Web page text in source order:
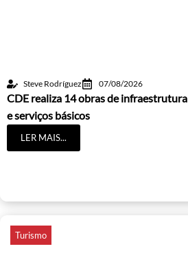
Steve Rodríguez 07/08/2026
CDE realiza 14 obras de infraestrutura
e serviços básicos
LER MAIS...
Turismo